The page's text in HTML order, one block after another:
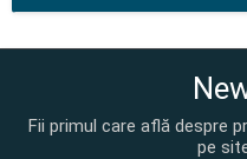
Fii primul care află despre
pe